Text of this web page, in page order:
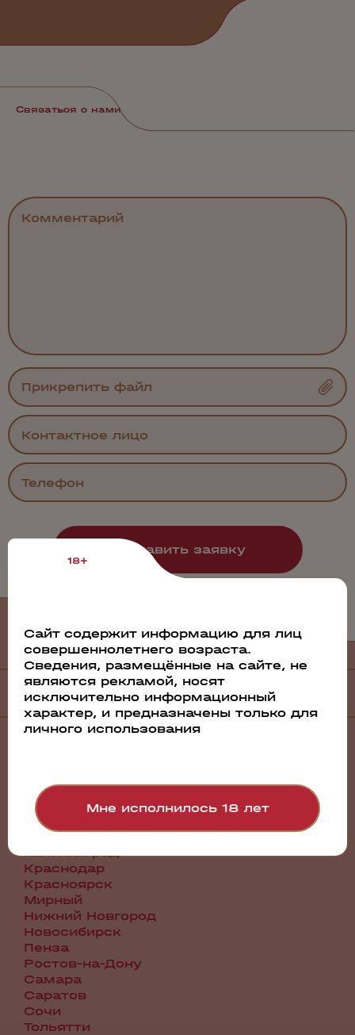
Связаться с нами
Прикрепить файл
и дистрибьюторы
Филиалы
Волгоград
Воронеж
Екатеринбург
Иркутск
Калининград
Краснодар
Красноярск
Мирный
Нижний Новгород
Новосибирск
Пенза
Ростов-на-Дону
Самара
Саратов
Сочи
Тольятти
18+
Сайт содержит информацию для лиц
совершеннолетнего возраста.
Сведения, размещённые на сайте, не
являются рекламой, носят
исключительно информационный
характер, и предназначены только для
личного использования
Мне исполнилось 18 лет